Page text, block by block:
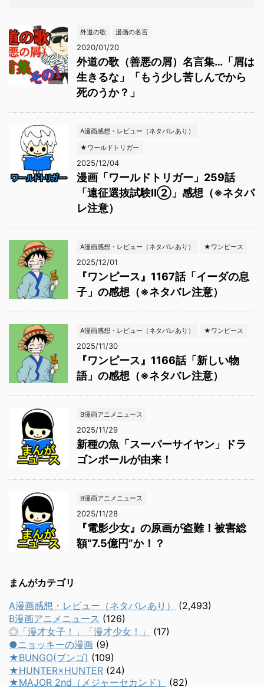
外道の歌 漫画の名言
2020/01/20
外道の歌（善悪の屑）名言集…「屑は
生きるな」「もう少し苦しんでから
死のうか？」
A漫画感想・レビュー（ネタバレあり）
★ワールドトリガー
2025/12/04
漫画「ワールドトリガー」259話
「遠征選抜試験Ⅱ②」感想（※ネタバ
レ注意）
A漫画感想・レビュー（ネタバレあり） ★ワンピース
2025/12/01
『ワンピース』1167話「イーダの息
子」の感想（※ネタバレ注意）
A漫画感想・レビュー（ネタバレあり） ★ワンピース
2025/11/30
『ワンピース』1166話「新しい物
語」の感想（※ネタバレ注意）
B漫画アニメニュース
2025/11/29
新種の魚「スーパーサイヤン」ドラ
ゴンボールが由来！
B漫画アニメニュース
2025/11/28
『電影少女』の原画が盗難！被害総
額“7.5億円”か！？
まんがカテゴリ
A漫画感想・レビュー（ネタバレあり）
(2,493)
B漫画アニメニュース (126)
◎「漫才女子！」「漫才少女！」
(17)
●ニョッキーの漫画 (9)
★BUNGO(ブンゴ) (109)
★HUNTER×HUNTER (24)
★MAJOR 2nd（メジャーセカンド）
(82)